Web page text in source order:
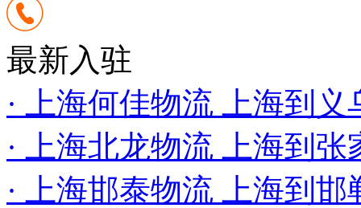
最新入驻
· 上海何佳物流 上海到义
· 上海北龙物流 上海到
· 上海邯泰物流 上海到